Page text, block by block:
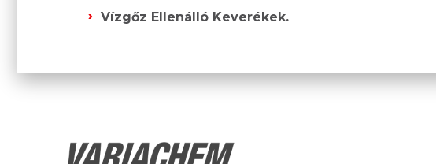
Vízgőz Ellenálló Keverékek.